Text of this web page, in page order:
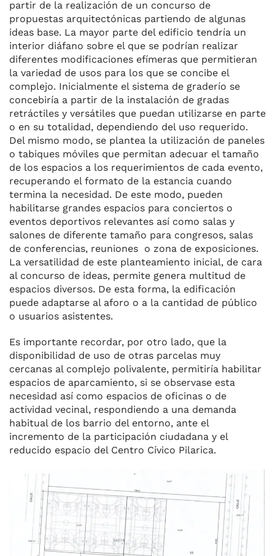
partir de la realización de un concurso de
propuestas arquitectónicas partiendo de algunas
ideas base. La mayor parte del edificio tendría un
interior diáfano sobre el que se podrían realizar
diferentes modificaciones efímeras que permitieran
la variedad de usos para los que se concibe el
complejo. Inicialmente el sistema de graderío se
concebiría a partir de la instalación de gradas
retráctiles y versátiles que puedan utilizarse en parte
o en su totalidad, dependiendo del uso requerido.
Del mismo modo, se plantea la utilización de paneles
o tabiques móviles que permitan adecuar el tamaño
de los espacios a los requerimientos de cada evento,
recuperando el formato de la estancia cuando
termina la necesidad. De este modo, pueden
habilitarse grandes espacios para conciertos o
eventos deportivos relevantes así como salas y
salones de diferente tamaño para congresos, salas
de conferencias, reuniones o zona de exposiciones.
La versatilidad de este planteamiento inicial, de cara
al concurso de ideas, permite genera multitud de
espacios diversos. De esta forma, la edificación
puede adaptarse al aforo o a la cantidad de público
o usuarios asistentes.
Es importante recordar, por otro lado, que la
disponibilidad de uso de otras parcelas muy
cercanas al complejo polivalente, permitiría habilitar
espacios de aparcamiento, si se observase esta
necesidad así como espacios de oficinas o de
actividad vecinal, respondiendo a una demanda
habitual de los barrio del entorno, ante el
incremento de la participación ciudadana y el
reducido espacio del Centro Cívico Pilarica.